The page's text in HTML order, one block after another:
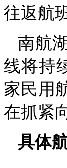
往返航
南航
线将持
家民用
在抓紧
具体